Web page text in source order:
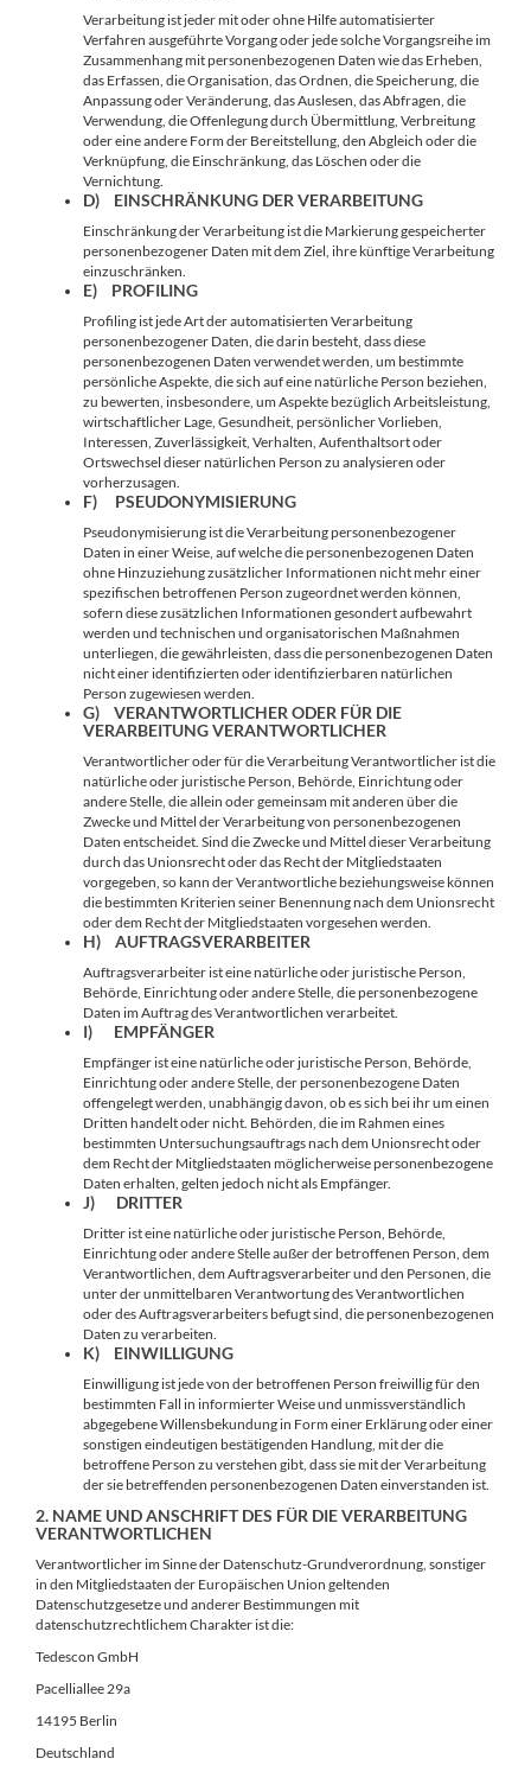
Verarbeitung ist jeder mit oder ohne Hilfe automatisierter
Verfahren ausgeführte Vorgang oder jede solche Vorgangsreihe im
Zusammenhang mit personenbezogenen Daten wie das Erheben,
das Erfassen, die Organisation, das Ordnen, die Speicherung, die
Anpassung oder Veränderung, das Auslesen, das Abfragen, die
Verwendung, die Offenlegung durch Übermittlung, Verbreitung
oder eine andere Form der Bereitstellung, den Abgleich oder die
Verknüpfung, die Einschränkung, das Löschen oder die
Vernichtung.
D) EINSCHRÄNKUNG DER VERARBEITUNG
Einschränkung der Verarbeitung ist die Markierung gespeicherter
personenbezogener Daten mit dem Ziel, ihre künftige Verarbeitung
einzuschränken.
E) PROFILING
Profiling ist jede Art der automatisierten Verarbeitung
personenbezogener Daten, die darin besteht, dass diese
personenbezogenen Daten verwendet werden, um bestimmte
persönliche Aspekte, die sich auf eine natürliche Person beziehen,
zu bewerten, insbesondere, um Aspekte bezüglich Arbeitsleistung,
wirtschaftlicher Lage, Gesundheit, persönlicher Vorlieben,
Interessen, Zuverlässigkeit, Verhalten, Aufenthaltsort oder
Ortswechsel dieser natürlichen Person zu analysieren oder
vorherzusagen.
F) PSEUDONYMISIERUNG
Pseudonymisierung ist die Verarbeitung personenbezogener
Daten in einer Weise, auf welche die personenbezogenen Daten
ohne Hinzuziehung zusätzlicher Informationen nicht mehr einer
spezifischen betroffenen Person zugeordnet werden können,
sofern diese zusätzlichen Informationen gesondert aufbewahrt
werden und technischen und organisatorischen Maßnahmen
unterliegen, die gewährleisten, dass die personenbezogenen Daten
nicht einer identifizierten oder identifizierbaren natürlichen
Person zugewiesen werden.
G) VERANTWORTLICHER ODER FÜR DIE
VERARBEITUNG VERANTWORTLICHER
Verantwortlicher oder für die Verarbeitung Verantwortlicher ist die
natürliche oder juristische Person, Behörde, Einrichtung oder
andere Stelle, die allein oder gemeinsam mit anderen über die
Zwecke und Mittel der Verarbeitung von personenbezogenen
Daten entscheidet. Sind die Zwecke und Mittel dieser Verarbeitung
durch das Unionsrecht oder das Recht der Mitgliedstaaten
vorgegeben, so kann der Verantwortliche beziehungsweise können
die bestimmten Kriterien seiner Benennung nach dem Unionsrecht
oder dem Recht der Mitgliedstaaten vorgesehen werden.
H) AUFTRAGSVERARBEITER
Auftragsverarbeiter ist eine natürliche oder juristische Person,
Behörde, Einrichtung oder andere Stelle, die personenbezogene
Daten im Auftrag des Verantwortlichen verarbeitet.
I) EMPFÄNGER
Empfänger ist eine natürliche oder juristische Person, Behörde,
Einrichtung oder andere Stelle, der personenbezogene Daten
offengelegt werden, unabhängig davon, ob es sich bei ihr um einen
Dritten handelt oder nicht. Behörden, die im Rahmen eines
bestimmten Untersuchungsauftrags nach dem Unionsrecht oder
dem Recht der Mitgliedstaaten möglicherweise personenbezogene
Daten erhalten, gelten jedoch nicht als Empfänger.
J) DRITTER
Dritter ist eine natürliche oder juristische Person, Behörde,
Einrichtung oder andere Stelle außer der betroffenen Person, dem
Verantwortlichen, dem Auftragsverarbeiter und den Personen, die
unter der unmittelbaren Verantwortung des Verantwortlichen
oder des Auftragsverarbeiters befugt sind, die personenbezogenen
Daten zu verarbeiten.
K) EINWILLIGUNG
Einwilligung ist jede von der betroffenen Person freiwillig für den
bestimmten Fall in informierter Weise und unmissverständlich
abgegebene Willensbekundung in Form einer Erklärung oder einer
sonstigen eindeutigen bestätigenden Handlung, mit der die
betroffene Person zu verstehen gibt, dass sie mit der Verarbeitung
der sie betreffenden personenbezogenen Daten einverstanden ist.
2. NAME UND ANSCHRIFT DES FÜR DIE VERARBEITUNG
VERANTWORTLICHEN
Verantwortlicher im Sinne der Datenschutz-Grundverordnung, sonstiger
in den Mitgliedstaaten der Europäischen Union geltenden
Datenschutzgesetze und anderer Bestimmungen mit
datenschutzrechtlichem Charakter ist die:
Tedescon GmbH
Pacelliallee 29a
14195 Berlin
Deutschland